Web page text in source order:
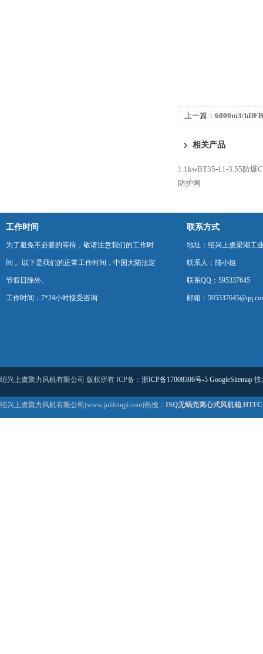
上一篇： 6000m3/
相关产品
1.1kwBT35-11-3.55防爆
防护网
工作时间
为了避免不必要的等待，敬请注意我们的工作时
间 。以下是我们的正常工作时间，中国大陆法定
节假日除外。
工作时间：7*24小时接受咨询
联系方式
地址：绍兴上虞梁湖工
联系人：陆小姐
联系QQ：595337645
邮箱：
绍兴上虞聚力风机有限公司 版权所有 ICP备： 浙ICP备17008306号-5 GoogleSitemap 技
绍兴上虞聚力风机有限公司(www.julifengji.com)热搜： ISQ无蜗壳离心式风机箱,